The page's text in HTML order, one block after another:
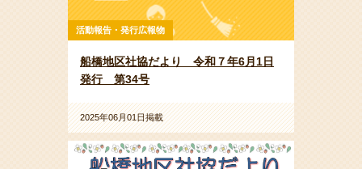
活動報告・発行広報物
船橋地区社協だより 令和７年6月1日
発行 第34号
2025年06月01日掲載